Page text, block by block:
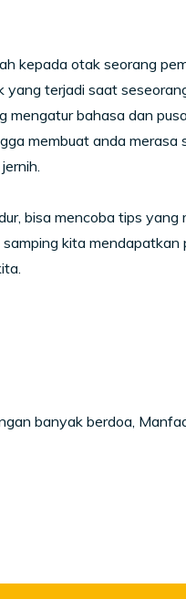
kepada otak seorang
terjadi saat
mengatur bahasa dan
membuat anda merasa
bisa mencoba tips yang
kita mendapatkan
banyak berdoa,